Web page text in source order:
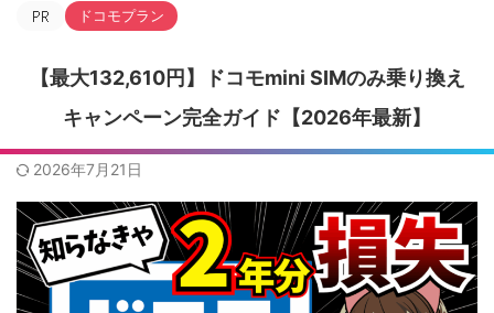
ドコモプラン
【最大132,610円】ドコモmini SIMのみ乗り換え
キャンペーン完全ガイド【2026年最新】
2026年7月21日